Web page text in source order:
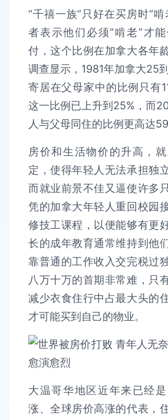
“千禧一族”只好在买房时“
者表示他们必须“啃老”才
付，这个比例在加拿大各年
调查显示，1981年加拿大25
寄居在父母家中的比例只有
这一比例已上升到25%，而
人与父母同住的比例更高达
房价和生活物价的升高，
定，使得年轻人无法承担独
而就业前景不佳又逼使许多
凭的加拿大年轻人重回校园
修技工课程，以便能够有更
长的成年教育通常维持到他
靠普通的工作收入交完税过
八万十万的首期非常难，只
减少衣食住行中占最大头的
才可能买到自己的物业。
大温哥华地区近年来已经
涨、全球房价高涨的代表，